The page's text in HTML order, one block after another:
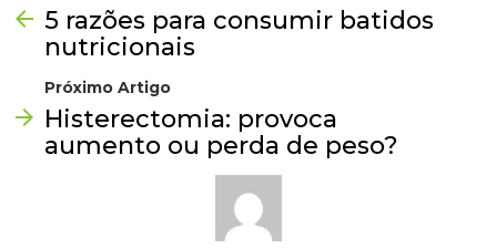
5 razões para consumir batidos
nutricionais
Próximo Artigo
Histerectomia: provoca
aumento ou perda de peso?